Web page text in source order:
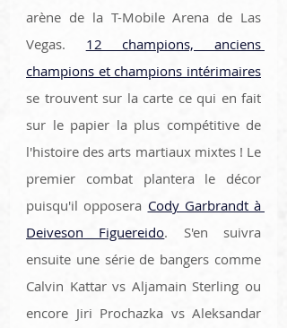
arène de la T-Mobile Arena de Las
Vegas. 12 champions, anciens
champions et champions intérimaires
se trouvent sur la carte ce qui en fait
sur le papier la plus compétitive de
l'histoire des arts martiaux mixtes ! Le
premier combat plantera le décor
puisqu'il opposera Cody Garbrandt à
Deiveson Figuereido. S'en suivra
ensuite une série de bangers comme
Calvin Kattar vs Aljamain Sterling ou
encore Jiri Prochazka vs Aleksandar